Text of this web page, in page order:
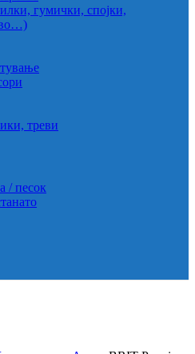
гумички, спојки,
треви
/ песок